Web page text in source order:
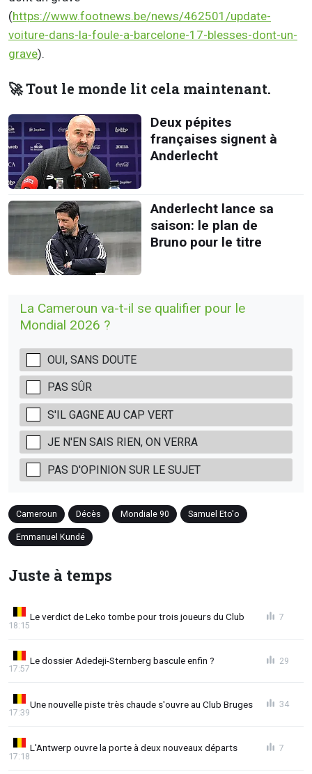
(https://www.footnews.be/news/462501/update-
voiture-dans-la-foule-a-barcelone-17-blesses-dont-un-
grave).
🚀 Tout le monde lit cela maintenant.
Deux pépites
françaises signent à
Anderlecht
Anderlecht lance sa
saison: le plan de
Bruno pour le titre
La Cameroun va-t-il se qualifier pour le
Mondial 2026 ?
OUI, SANS DOUTE
PAS SÛR
S'IL GAGNE AU CAP VERT
JE N'EN SAIS RIEN, ON VERRA
PAS D'OPINION SUR LE SUJET
Cameroun Décès Mondiale 90 Samuel Eto'o
Emmanuel Kundé
Juste à temps
Le verdict de Leko tombe pour trois joueurs du Club
18:15
7
Le dossier Adedeji-Sternberg bascule enfin ?
17:57
29
Une nouvelle piste très chaude s'ouvre au Club Bruges
17:39
34
L'Antwerp ouvre la porte à deux nouveaux départs
17:18
7